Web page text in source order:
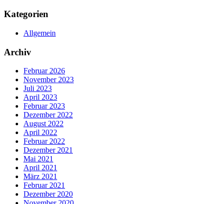
Kategorien
Allgemein
Archiv
Februar 2026
November 2023
Juli 2023
April 2023
Februar 2023
Dezember 2022
August 2022
April 2022
Februar 2022
Dezember 2021
Mai 2021
April 2021
März 2021
Februar 2021
Dezember 2020